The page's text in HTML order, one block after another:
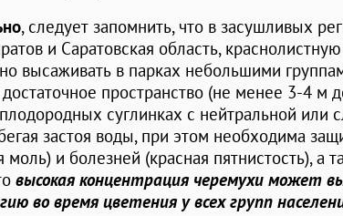
, следует запомнить, что в засушливых
и Саратовская область,
высаживать в парках небольшими
пространство (не менее 3-4 м
суглинках с нейтральной или
застоя воды, при этом необходима
моль) и болезней (красная пятнистость), а
высокая концентрация черемухи может
во время цветения у всех групп